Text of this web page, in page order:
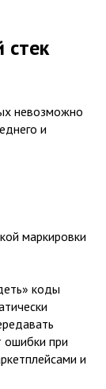
стек
невозможно
и
маркировки
коды
ошибки при
и